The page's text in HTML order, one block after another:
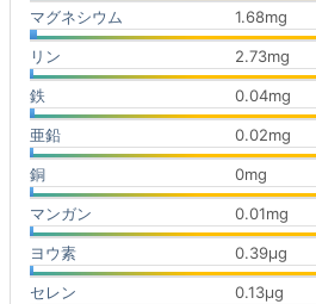
マグネシウム 1.68mg
リン 2.73mg
鉄 0.04mg
亜鉛 0.02mg
銅 0mg
マンガン 0.01mg
ヨウ素 0.39μg
セレン 0.13μg